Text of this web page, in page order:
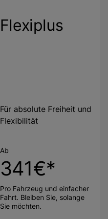
Flexiplus
Für absolute Freiheit und
Flexibilität
Ab
341€*
Pro Fahrzeug und einfacher
Fahrt. Bleiben Sie, solange
Sie möchten.